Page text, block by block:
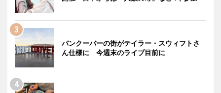
バンクーバーの街がテイラー・スウィフトさ
ん仕様に 今週末のライブ目前に